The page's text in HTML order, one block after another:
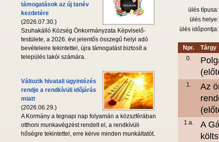
támogatások az új tanév
kezdetére
(2026.07.30.)
Szuhakálló Község Önkormányzata Képviselő-
testülete, a 2026. évi jelentős összegű helyi adó
bevételeire tekintettel, újra támogatást biztosít a
település lakói számára.
Változik hivatali ügyintézés
rendje a rendkívüli időjárás
miatt
(2026.06.29.)
A Kormány a tegnapi nap folyamán a közszférában
otthoni munkavégzést rendelt el, a rendkívüli
hőségre tekintettel, erre kérve minden munkáltatót.
ülés típusa:
ülés helye:
ülés időpontja:
Npr.
Tárgy
0.
1.
Az
1.a.
A